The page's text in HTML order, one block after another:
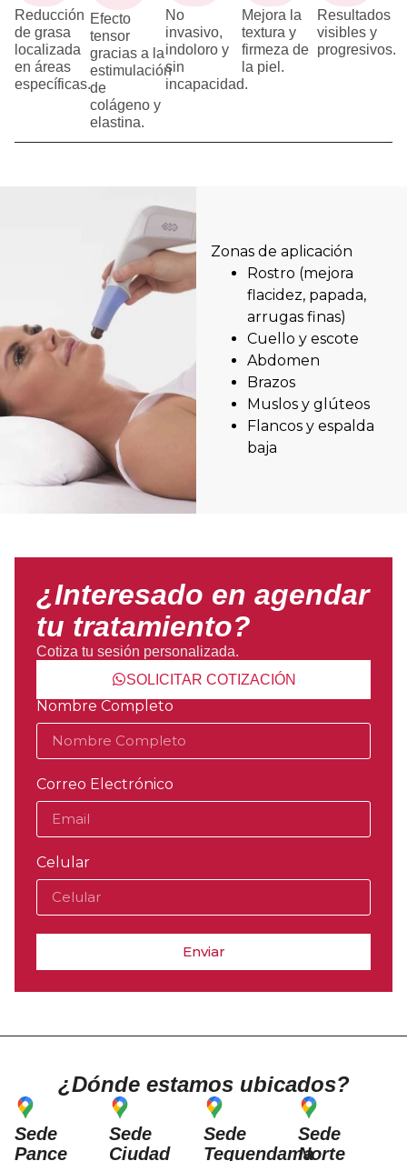
Reducción
de grasa
localizada
en áreas
específicas.
Efecto
tensor
gracias a la
estimulación
de
colágeno y
elastina.
No
invasivo,
indoloro y
sin
incapacidad.
Mejora la
textura y
firmeza de
la piel.
Resultados
visibles y
progresivos.
Zonas de aplicación
Rostro (mejora
flacidez, papada,
arrugas finas)
Cuello y escote
Abdomen
Brazos
Muslos y glúteos
Flancos y espalda
baja
¿Interesado en agendar
tu tratamiento?
Cotiza tu sesión personalizada.
SOLICITAR COTIZACIÓN
Nombre Completo
Correo Electrónico
Celular
Enviar
¿Dónde estamos ubicados?
Sede
Pance
Sede
Ciudad
Sede
Tequendama
Sede
Norte